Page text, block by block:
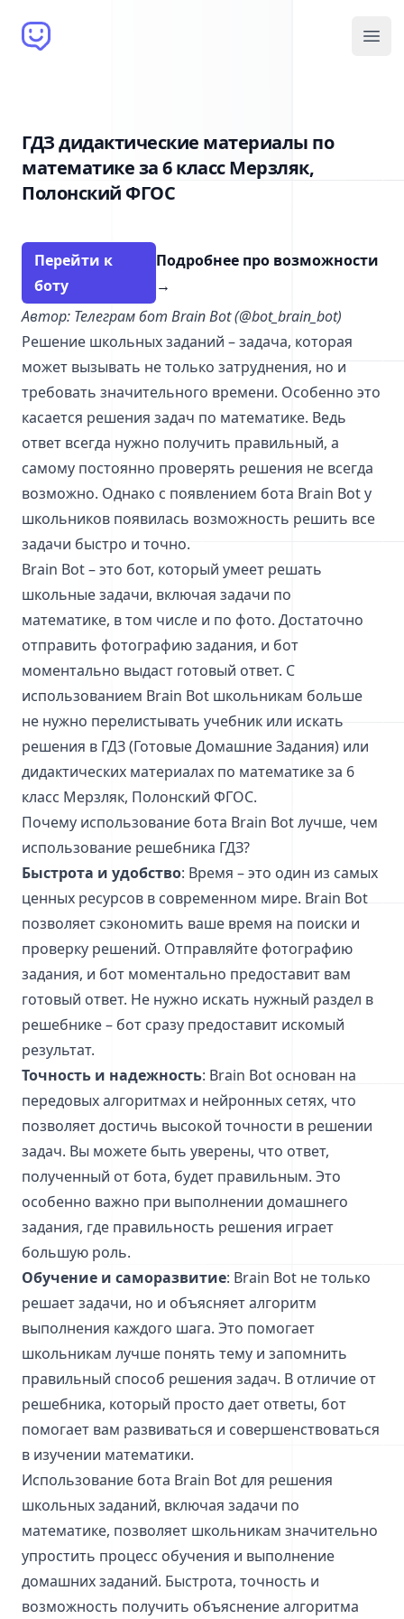
Brain Bot
ГДЗ дидактические материалы по
математике за 6 класс Мерзляк,
Полонский ФГОС
Перейти к
боту
Подробнее про возможности
→
Автор: Телеграм бот Brain Bot (@bot_brain_bot)
Решение школьных заданий – задача, которая
может вызывать не только затруднения, но и
требовать значительного времени. Особенно это
касается решения задач по математике. Ведь
ответ всегда нужно получить правильный, а
самому постоянно проверять решения не всегда
возможно. Однако с появлением бота Brain Bot у
школьников появилась возможность решить все
задачи быстро и точно.
Brain Bot – это бот, который умеет решать
школьные задачи, включая задачи по
математике, в том числе и по фото. Достаточно
отправить фотографию задания, и бот
моментально выдаст готовый ответ. С
использованием Brain Bot школьникам больше
не нужно перелистывать учебник или искать
решения в ГДЗ (Готовые Домашние Задания) или
дидактических материалах по математике за 6
класс Мерзляк, Полонский ФГОС.
Почему использование бота Brain Bot лучше, чем
использование решебника ГДЗ?
Быстрота и удобство: Время – это один из самых
ценных ресурсов в современном мире. Brain Bot
позволяет сэкономить ваше время на поиски и
проверку решений. Отправляйте фотографию
задания, и бот моментально предоставит вам
готовый ответ. Не нужно искать нужный раздел в
решебнике – бот сразу предоставит искомый
результат.
Точность и надежность: Brain Bot основан на
передовых алгоритмах и нейронных сетях, что
позволяет достичь высокой точности в решении
задач. Вы можете быть уверены, что ответ,
полученный от бота, будет правильным. Это
особенно важно при выполнении домашнего
задания, где правильность решения играет
большую роль.
Обучение и саморазвитие: Brain Bot не только
решает задачи, но и объясняет алгоритм
выполнения каждого шага. Это помогает
школьникам лучше понять тему и запомнить
правильный способ решения задач. В отличие от
решебника, который просто дает ответы, бот
помогает вам развиваться и совершенствоваться
в изучении математики.
Использование бота Brain Bot для решения
школьных заданий, включая задачи по
математике, позволяет школьникам значительно
упростить процесс обучения и выполнение
домашних заданий. Быстрота, точность и
возможность получить объяснение алгоритма